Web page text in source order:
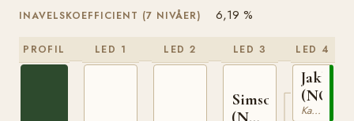
INAVELSKOEFFICIENT (7 NIVÅER) 6,19 %
PROFIL LED 1 LED 2 LED 3
Simson
LED 4
Jakken
(NO)
Kallblodig Travare